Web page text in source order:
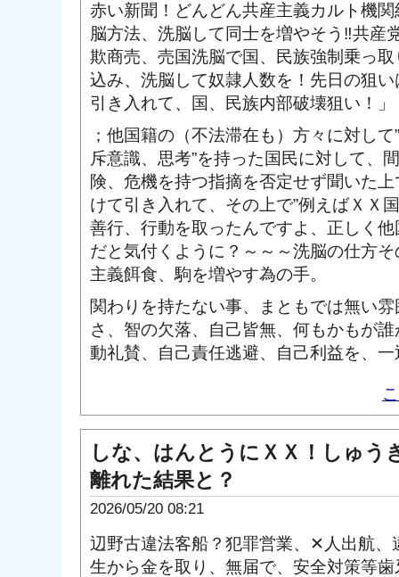
赤い新聞！どんどん共産主義カルト機
脳方法、洗脳して同士を増やそう‼共産
欺商売、売国洗脳で国、民族強制乗っ
込み、洗脳して奴隷人数を！先日の狙
引き入れて、国、民族内部破壊狙い！」
；他国籍の（不法滞在も）方々に対し
斥意識、思考”を持った国民に対して、
険、危機を持つ指摘を否定せず聞いた
けて引き入れて、その上で”例えばＸＸ
善行、行動を取ったんですよ、正しく
だと気付くように？～～～洗脳の仕方
主義餌食、駒を増やす為の手。
関わりを持たない事、まともでは無い
さ、智の欠落、自己皆無、何もかもが
動礼賛、自己責任逃避、自己利益を、
しな、はんとうにＸＸ！しゅう
離れた結果と？
2026/05/20 08:21
辺野古違法客船？犯罪営業、✕人出航、
生から金を取り、無届で、安全対策等